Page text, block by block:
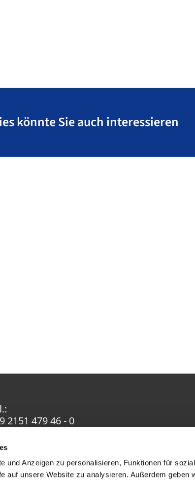
und Anzeigen zu personalisieren, Funktionen für
auf unsere Website zu analysieren. Außerdem geben
könnte Sie auch interessieren
2151 479 46 - 0
in-krefeld.de